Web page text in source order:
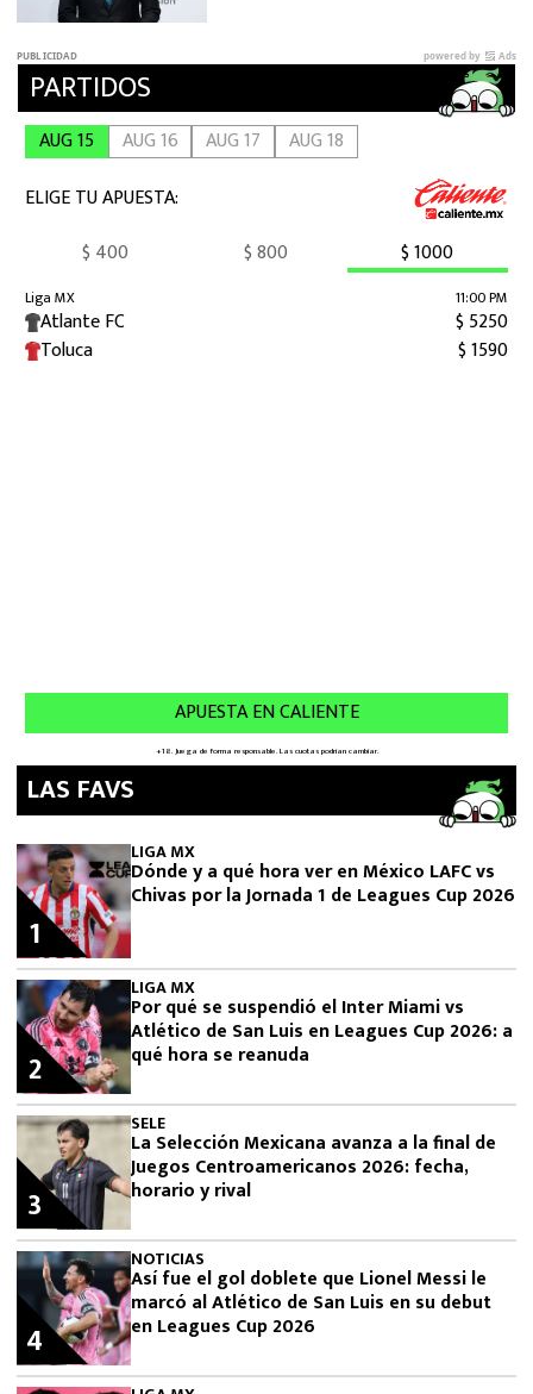
LAS FAVS
LIGA MX
Dónde y a qué hora ver en México LAFC vs
Chivas por la Jornada 1 de Leagues Cup 2026
1
LIGA MX
Por qué se suspendió el Inter Miami vs
Atlético de San Luis en Leagues Cup 2026: a
qué hora se reanuda
2
SELE
La Selección Mexicana avanza a la final de
Juegos Centroamericanos 2026: fecha,
horario y rival
3
NOTICIAS
Así fue el gol doblete que Lionel Messi le
marcó al Atlético de San Luis en su debut
en Leagues Cup 2026
4